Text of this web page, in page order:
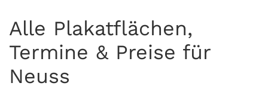
Alle Plakatflächen,
Termine & Preise für
Neuss